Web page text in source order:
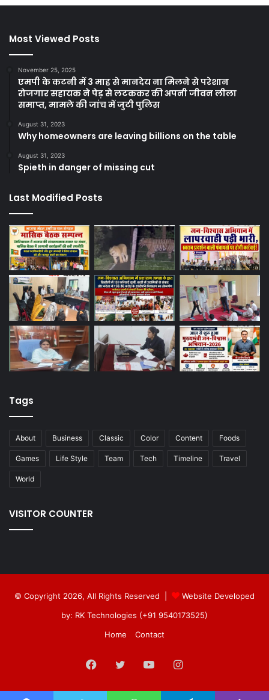
Most Viewed Posts
November 25, 2025
एमपी के कटनी में 3 माह से मानदेय ना मिलने से परेशान
रोजगार सहायक ने पेड़ से लटककर की अपनी जीवन लीला
समाप्त, मामले की जांच में जुटी पुलिस
August 31, 2023
Why homeowners are leaving billions on the table
August 31, 2023
Spieth in danger of missing cut
Last Modified Posts
Tags
About Business Classic Color Content Foods
Games Life Style Team Tech Timeline Travel
World
VISITOR COUNTER
© Copyright 2026, All Rights Reserved |
Website Developed
by: RK Technologies (+91 9540173525)
Home
Contact
Facebook
Twitter YouTubeInstagram